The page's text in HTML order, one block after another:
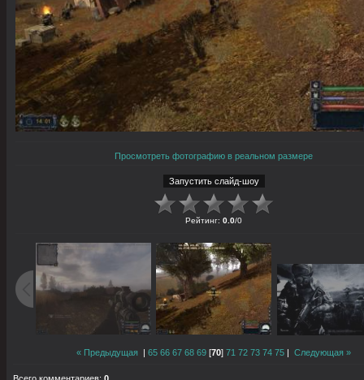
Просмотреть фотографию в реальном размере
Рейтинг: 0.0/0
« Предыдущая |65 66 67 68 69 [70]71 72 73 74 75 |Следующая »